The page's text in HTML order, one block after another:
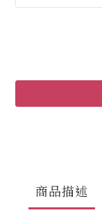
商品描述